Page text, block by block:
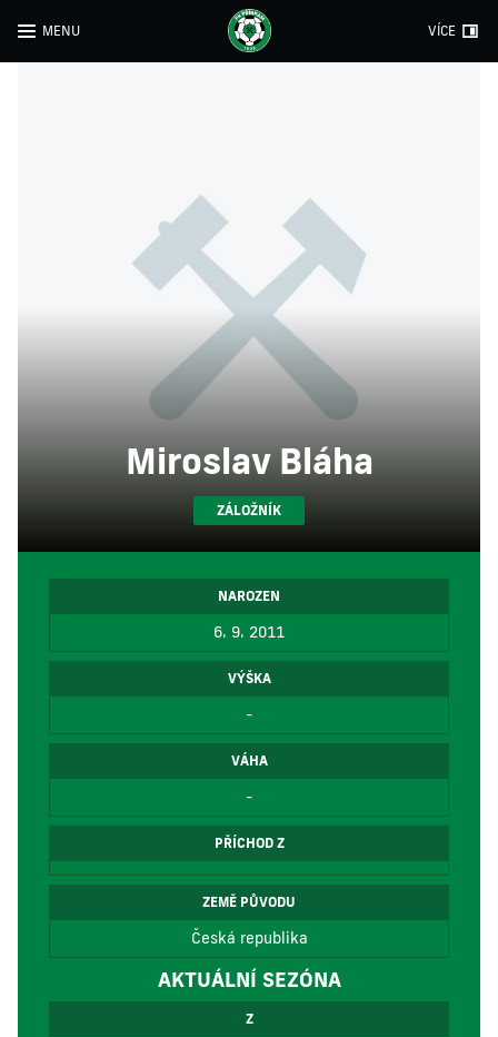
MENU VÍCE
Miroslav Bláha
ZÁLOŽNÍK
NAROZEN
6. 9. 2011
VÝŠKA
-
VÁHA
-
PŘÍCHOD Z
ZEMĚ PŮVODU
Česká republika
AKTUÁLNÍ SEZÓNA
Z